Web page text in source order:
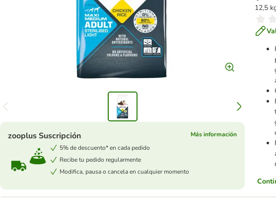
12,5
zooplus Suscripción
Más información
5% de descuento* en cada pedido
Recibe tu pedido regularmente
Modifica, pausa o cancela en cualquier momento